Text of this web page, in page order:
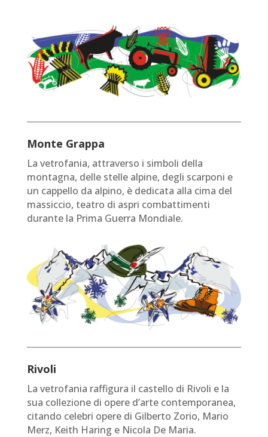
Monte Grappa
La vetrofania, attraverso i simboli della
montagna, delle stelle alpine, degli scarponi e
un cappello da alpino, è dedicata alla cima del
massiccio, teatro di aspri combattimenti
durante la Prima Guerra Mondiale.
Rivoli
La vetrofania raffigura il castello di Rivoli e la
sua collezione di opere d’arte contemporanea,
citando celebri opere di Gilberto Zorio, Mario
Merz, Keith Haring e Nicola De Maria.